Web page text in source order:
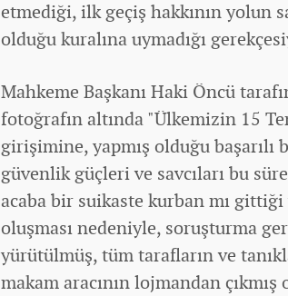
etmediği, ilk geçiş hakkının yolun
olduğu kuralına uymadığı
Mahkeme Başkanı Haki Öncü
fotoğrafın altında "Ülkemizin 15
girişimine, yapmış olduğu başarılı
güvenlik güçleri ve savcıları bu
acaba bir suikaste kurban mı
oluşması nedeniyle, soruşturma
yürütülmüş, tüm tarafların ve
makam aracının lojmandan